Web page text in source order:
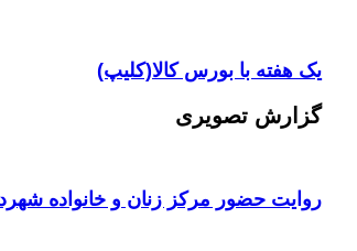
یک هفته با بورس کالا(کلیپ)
گزارش تصویری
روایت حضور مرکز زنان و خانواده